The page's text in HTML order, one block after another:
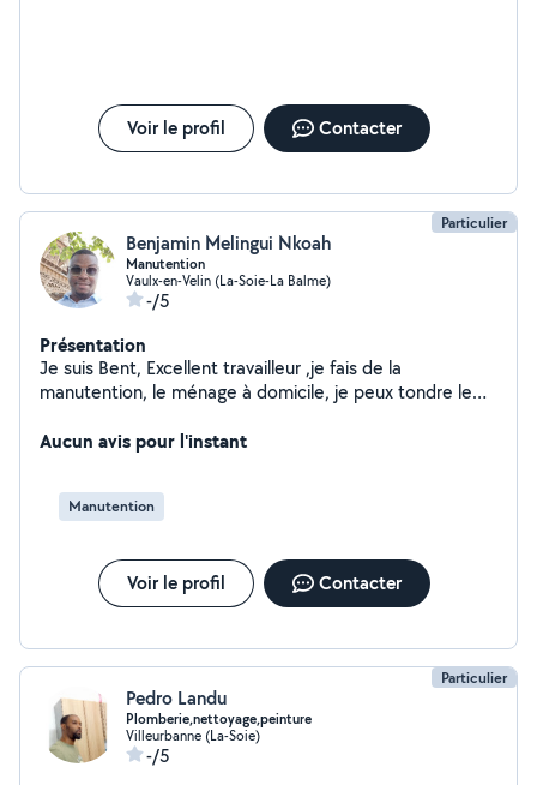
Voir le profil Contacter
Particulier
Benjamin Melingui Nkoah
Manutention
Vaulx-en-Velin (La-Soie-La Balme)
-/5
Présentation
Je suis Bent, Excellent travailleur ,je fais de la
manutention, le ménage à domicile, je peux tondre le
Aucun avis pour l'instant
Manutention
Voir le profil Contacter
Particulier
Pedro Landu
Plomberie,nettoyage,peinture
Villeurbanne (La-Soie)
-/5